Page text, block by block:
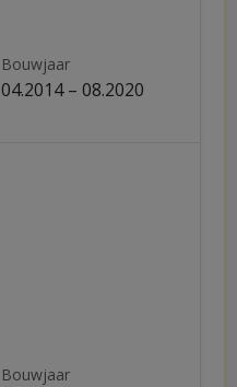
Bouwjaar
04.2014 – 08.2020
Bouwjaar